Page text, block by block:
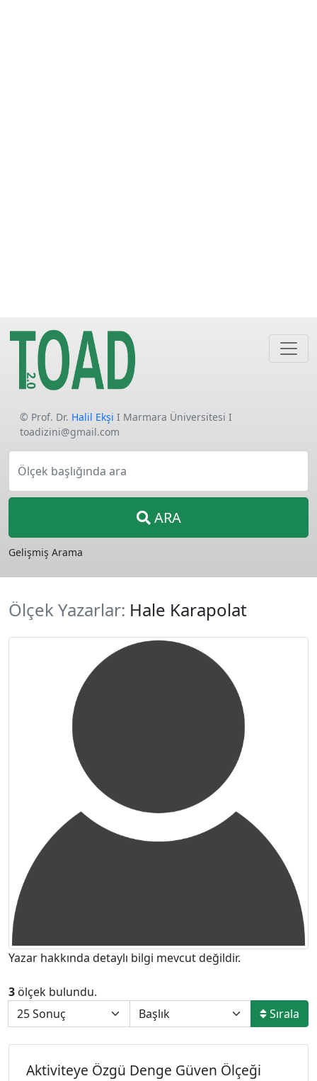
© Prof. Dr. Halil Ekşi I Marmara Üniversitesi I
toadizini@gmail.com
Ölçek başlığında ara
ARA
Gelişmiş Arama
Ölçek Yazarlar: Hale Karapolat
Yazar hakkında detaylı bilgi mevcut değildir.
3 ölçek bulundu.
Sırala
Aktiviteye Özgü Denge Güven Ölçeği